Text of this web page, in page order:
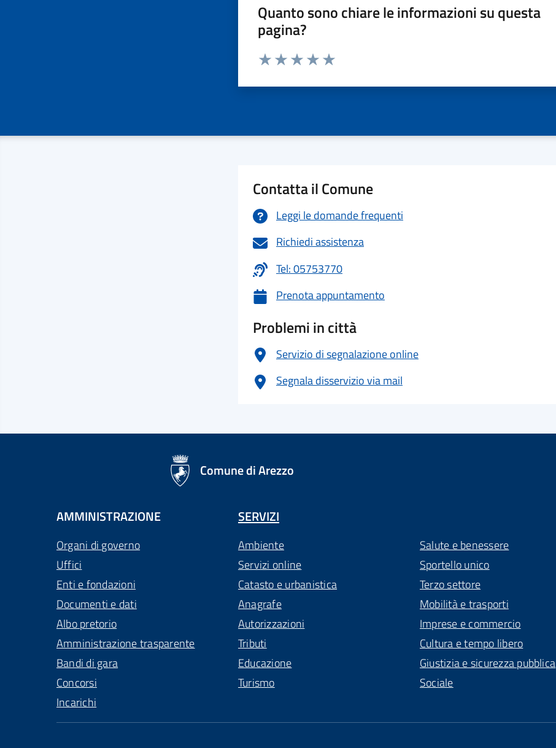
Quanto sono chiare le informazioni su questa
pagina?
Valuta da 1 a 5 stelle la pagina
Contatta il Comune
Leggi le domande frequenti
Richiedi assistenza
Tel: 05753770
Prenota appuntamento
Problemi in città
Servizio di segnalazione online
Segnala disservizio via mail
Comune di Arezzo
AMMINISTRAZIONE
Organi di governo
Uffici
Enti e fondazioni
Documenti e dati
Albo pretorio
Amministrazione trasparente
Bandi di gara
Concorsi
Incarichi
SERVIZI
Ambiente
Servizi online
Catasto e urbanistica
Anagrafe
Autorizzazioni
Tributi
Educazione
Turismo
Salute e benessere
Sportello unico
Terzo settore
Mobilità e trasporti
Imprese e commercio
Cultura e tempo libero
Giustizia e sicurezza pubblica
Sociale